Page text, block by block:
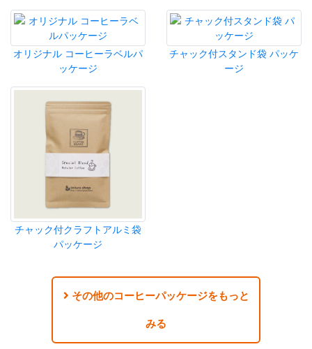
オリジナル コーヒーラベルパ
ッケージ
チャック付スタンド袋 パッケ
ージ
チャック付クラフトアルミ袋
パッケージ
その他のコーヒーパッケージをもっと
みる